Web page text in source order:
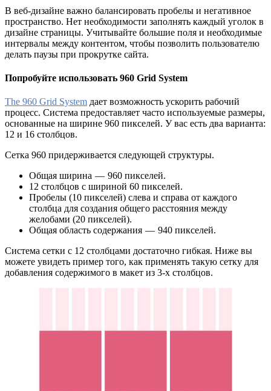
В веб-дизайне важно балансировать пробелы и негативное
пространство. Нет необходимости заполнять каждый уголок в
дизайне страницы. Учитывайте большие поля и необходимые
интервалы между контентом, чтобы позволить пользователю
делать паузы при прокрутке сайта.
Попробуйте использовать 960 Grid System
The 960 Grid System дает возможность ускорить рабочий
процесс. Система предоставляет часто используемые размеры,
основанные на ширине 960 пикселей. У вас есть два варианта:
12 и 16 столбцов.
Сетка 960 придерживается следующей структуры.
Общая ширина — 960 пикселей.
12 столбцов c шириной 60 пикселей.
Пробелы (10 пикселей) слева и справа от каждого
столбца для создания общего расстояния между
желобами (20 пикселей).
Общая область содержания — 940 пикселей.
Система сетки с 12 столбцами достаточно гибкая. Ниже вы
можете увидеть пример того, как применять такую сетку для
добавления содержимого в макет из 3-х столбцов.